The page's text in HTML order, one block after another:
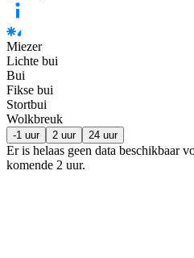
Miezer
Lichte bui
Bui
Fikse bui
Stortbui
Wolkbreuk
-1 uur 2 uur 24 uur
Er is helaas geen data beschikbaar
komende 2 uur.